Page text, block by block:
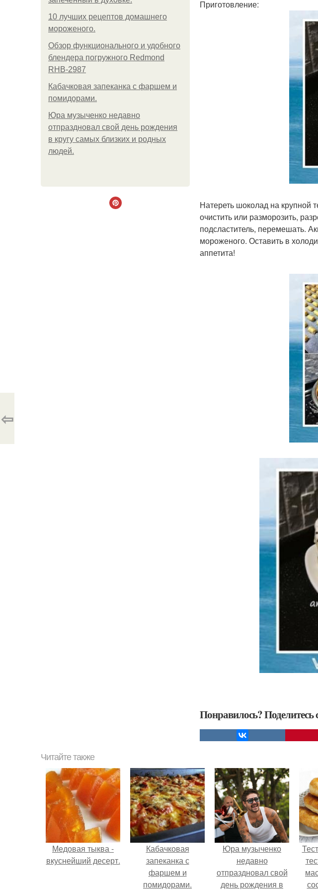
10 лучших рецептов домашнего
мороженого.
Обзор функционального и удобного
блендера погружного Redmond
RHB-2987
Кабачковая запеканка с фаршем и
помидорами.
Юра музыченко недавно
отпраздновал свой день рождения
в кругу самых близких и родных
людей.
Приготовление:
Натереть шоколад на крупной
очистить или разморозить,
подсластитель, перемешать.
мороженого. Оставить в
аппетита!
Понравилось? Поделитесь
⇦
Читайте также
Медовая тыква -
вкуснейший десерт.
Кабачковая
запеканка с
фаршем и
помидорами.
Юра музыченко
недавно
отпраздновал свой
день рождения в